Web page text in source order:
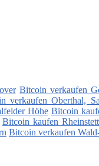
Bitcoin verkaufen
verkaufen Oberthal,
Höhe Bitcoin
Bitcoin kaufen
Bitcoin verkaufen